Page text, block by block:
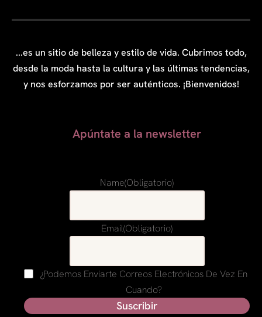
...es un sitio de belleza y estilo de vida. Cubrimos todo,
desde la moda hasta la cultura y las últimas tendencias,
y nos esforzamos por ser auténticos. ¡Bienvenidos!
Apúntate a la newsletter
Name(obligatorio)
Email(obligatorio)
¿Podemos Enviarte Correos Electrónicos De Vez En
Cuando?
Suscribir